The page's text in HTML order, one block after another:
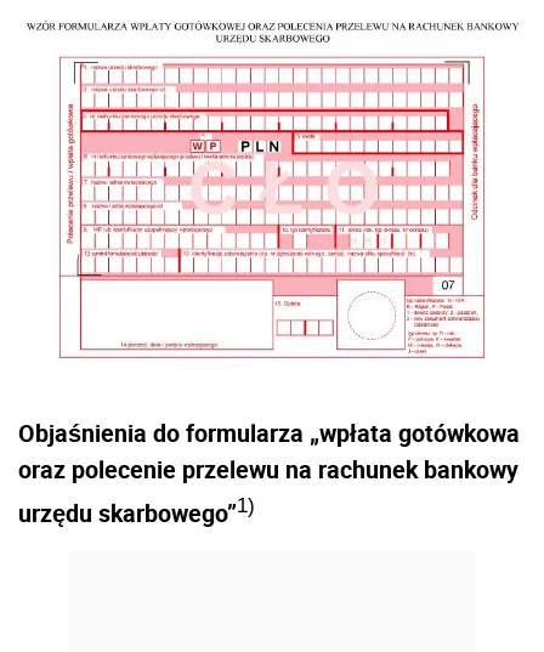
Objaśnienia do formularza „wpłata gotówkowa
oraz polecenie przelewu na rachunek bankowy
urzędu skarbowego”1)